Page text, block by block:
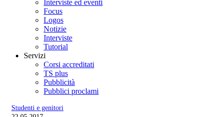
Interviste ed eventi
Focus
Logos
Notizie
Interviste
Tutorial
Servizi
Corsi accreditati
TS plus
Pubblicità
Pubblici proclami
Studenti e genitori